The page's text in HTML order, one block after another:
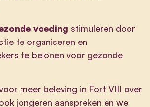
voeding stimuleren door
te organiseren en
te belonen voor gezonde
meer beleving in Fort VIII over
jongeren aanspreken en we